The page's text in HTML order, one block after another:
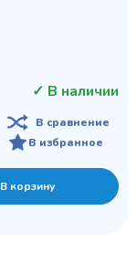
✓ В наличии
В сравнение
В избранное
В корзину